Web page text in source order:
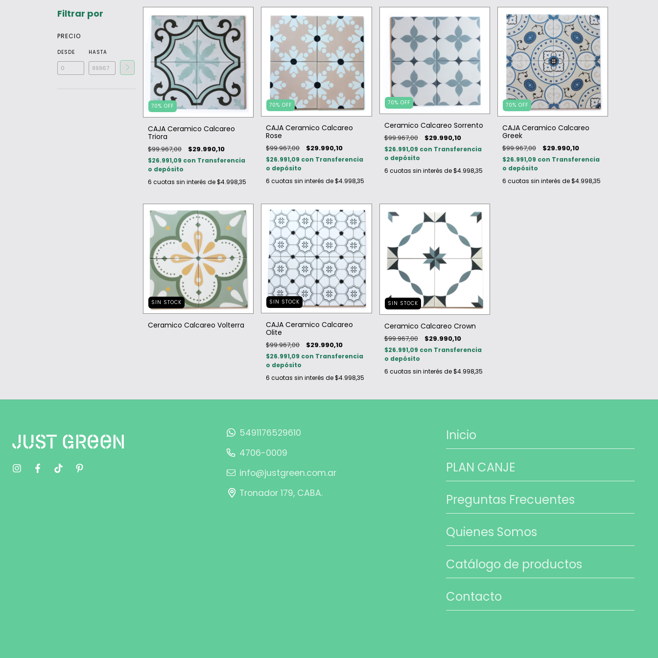
Filtrar por
PRECIO
DESDE HASTA
70% OFF
CAJA Ceramico Calcareo
Triora
$99.967,00 $29.990,10
$26.991,09 con Transferencia
o depósito
6 cuotas sin interés de$4.998,35
70%OFF
CAJA Ceramico Calcareo
Rose
$99.967,00 $29.990,10
$26.991,09 con Transferencia
o depósito
6 cuotas sin interés de$4.998,35
70% OFF
Ceramico Calcareo Sorrento
$99.967,00 $29.990,10
$26.991,09 con Transferencia
o depósito
6 cuotas sin interés de$4.998,35
70% OFF
CAJA Ceramico Calcareo
Greek
$99.967,00 $29.990,10
$26.991,09 con Transferencia
o depósito
6 cuotas sin interés de$4.998,35
SIN STOCK
Ceramico Calcareo Volterra
SIN STOCK
CAJA Ceramico Calcareo
Olite
$99.967,00 $29.990,10
$26.991,09 con Transferencia
o depósito
6 cuotas sin interés de$4.998,35
SIN STOCK
Ceramico Calcareo Crown
$99.967,00 $29.990,10
$26.991,09 con Transferencia
o depósito
6 cuotas sin interés de$4.998,35
5491176529610
4706-0009
info@justgreen.com.ar
Tronador 179, CABA.
Inicio
PLAN CANJE
Preguntas Frecuentes
Quienes Somos
Catálogo de productos
Contacto